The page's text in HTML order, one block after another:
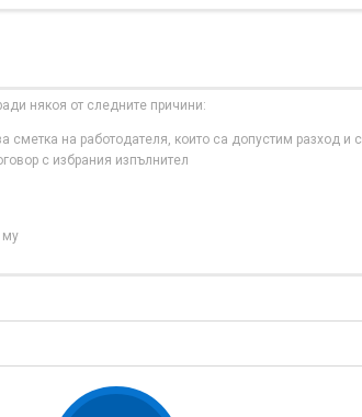
някоя от следните причини:
на работодателя, които са допустим разход и
с избрания изпълнител
му